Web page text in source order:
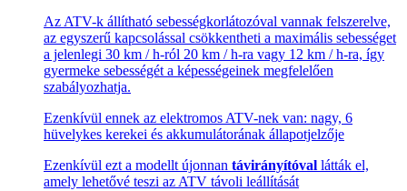
Az ATV-k állítható sebességkorlátozóval vannak felszerelve,
az egyszerű kapcsolással csökkentheti a maximális sebességet
a jelenlegi 30 km / h-ról 20 km / h-ra vagy 12 km / h-ra, így
gyermeke sebességét a képességeinek megfelelően
szabályozhatja.
Ezenkívül ennek az elektromos ATV-nek van: nagy, 6
hüvelykes kerekei és akkumulátorának állapotjelzője
Ezenkívül ezt a modellt újonnan távirányítóval látták el,
amely lehetővé teszi az ATV távoli leállítását